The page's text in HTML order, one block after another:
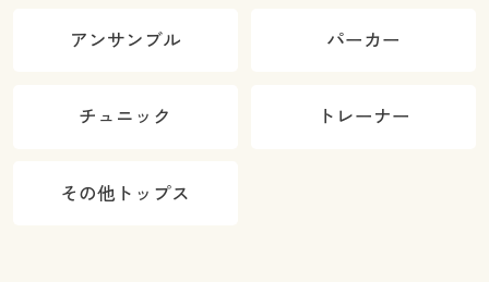
アンサンブル パーカー
チュニック トレーナー
その他トップス